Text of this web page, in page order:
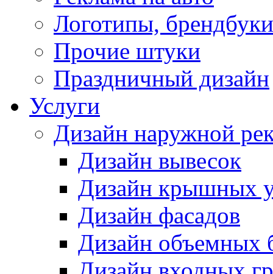
Логотипы, брендбуки
Прочие штуки
Праздничный дизайн
Услуги
Дизайн наружной
Дизайн вывесок
Дизайн крышных
Дизайн фасадов
Дизайн объемных